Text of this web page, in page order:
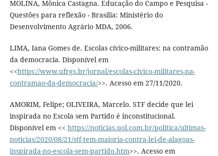
MOLINA, Mônica Castagna. Educação do Campo e Pesquisa -
Questões para reflexão - Brasília: Ministério do
Desenvolvimento Agrário MDA, 2006.
LIMA, Iana Gomes de. Escolas cívico-militares: na contramão
da democracia. Disponível em
<<https://www.ufrgs.br/jornal/escolas-civico-militares-na-
contramao-da-democracia/>>. Acesso em 27/11/2020.
AMORIM, Felipe; OLIVEIRA, Marcelo. STF decide que lei
inspirada no Escola sem Partido é inconstitucional.
Disponível em << https://noticias.uol.com.br/politica/ultimas-
noticias/2020/08/21/stf-tem-maioria-contra-lei-de-alagoas-
inspirada-no-escola-sem-partido.htm>>. Acesso em